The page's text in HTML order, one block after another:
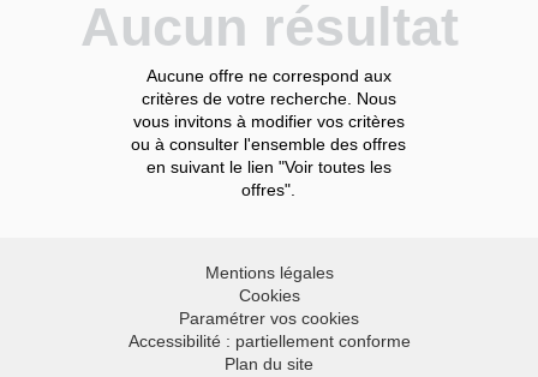
Aucun résultat
Aucune offre ne correspond aux
critères de votre recherche. Nous
vous invitons à modifier vos critères
ou à consulter l'ensemble des offres
en suivant le lien "Voir toutes les
offres".
Mentions légales
Cookies
Paramétrer vos cookies
Accessibilité : partiellement conforme
Plan du site